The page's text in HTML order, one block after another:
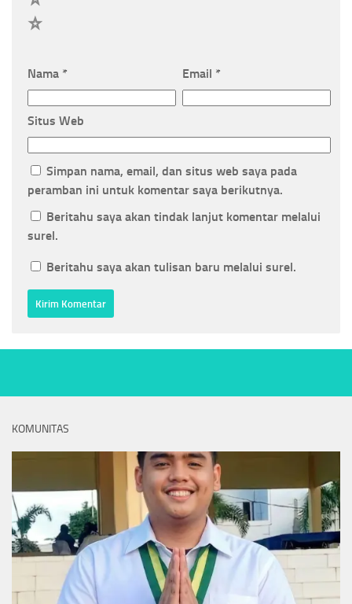
Nama * Email *
Situs Web
Simpan nama, email, dan situs web saya pada
peramban ini untuk komentar saya berikutnya.
Beritahu saya akan tindak lanjut komentar melalui
surel.
Beritahu saya akan tulisan baru melalui surel.
KOMUNITAS